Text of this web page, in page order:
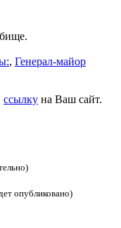
, Генерал-майор
ссылку на Ваш сайт.
опубликовано)